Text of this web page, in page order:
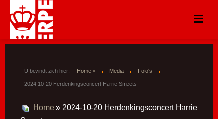
U bevindt zich hier: Home > Media Foto's
2024-10-20 Herdenkingsconcert Harrie Smeets
Home » 2024-10-20 Herdenkingsconcert Harrie